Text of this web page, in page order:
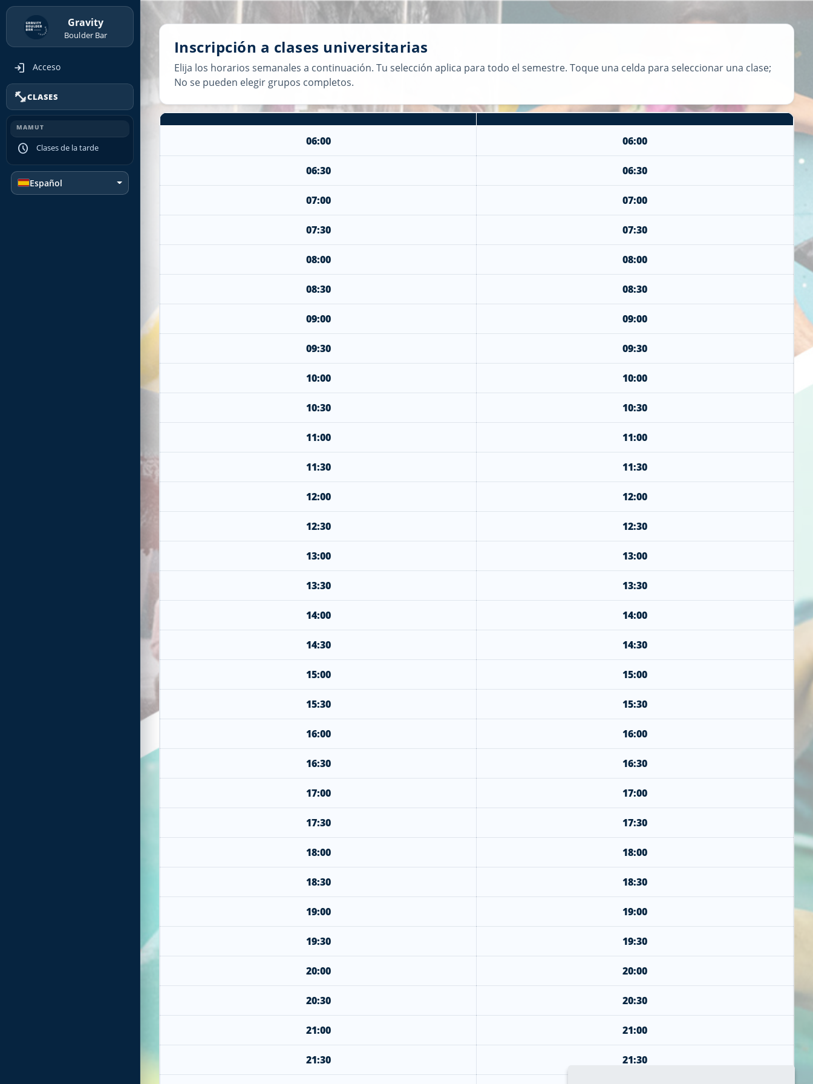
Gravity
Boulder Bar
login Acceso
fitness_centerCLASES
MAMUT
schedule Clases de la tarde
Español
Inscripción a clases universitarias
Elija los horarios semanales a continuación. Tu selección aplica para todo el semestre. Toque una celda para seleccionar una clase;
No se pueden elegir grupos completos.
06:00 06:00
06:30 06:30
07:00 07:00
07:30 07:30
08:00 08:00
08:30 08:30
09:00 09:00
09:30 09:30
10:00 10:00
10:30 10:30
11:00 11:00
11:30 11:30
12:00 12:00
12:30 12:30
13:00 13:00
13:30 13:30
14:00 14:00
14:30 14:30
15:00 15:00
15:30 15:30
16:00 16:00
16:30 16:30
17:00 17:00
17:30 17:30
18:00 18:00
18:30 18:30
19:00 19:00
19:30 19:30
20:00 20:00
20:30 20:30
21:00 21:00
21:30 21:30